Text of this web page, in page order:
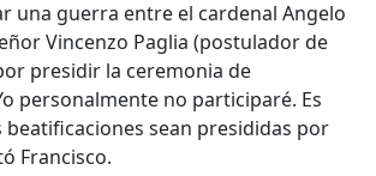
una guerra entre el cardenal Angelo
Vincenzo Paglia (postulador de
presidir la ceremonia de
personalmente no participaré. Es
beatificaciones sean presididas por
Francisco.